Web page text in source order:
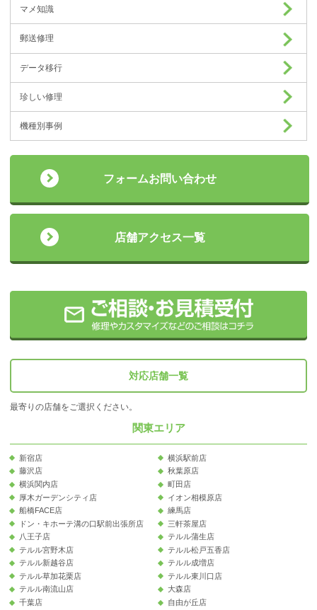
マメ知識
郵送修理
データ移行
珍しい修理
機種別事例
フォームお問い合わせ
店舗アクセス一覧
対応店舗一覧
最寄りの店舗をご選択ください。
関東エリア
新宿店
横浜駅前店
藤沢店
秋葉原店
横浜関内店
町田店
厚木ガーデンシティ店
イオン相模原店
船橋FACE店
練馬店
ドン・キホーテ溝の口駅前出張所店
三軒茶屋店
八王子店
テルル蒲生店
テルル宮野木店
テルル松戸五香店
テルル新越谷店
テルル成増店
テルル草加花栗店
テルル東川口店
テルル南流山店
大森店
千葉店
自由が丘店